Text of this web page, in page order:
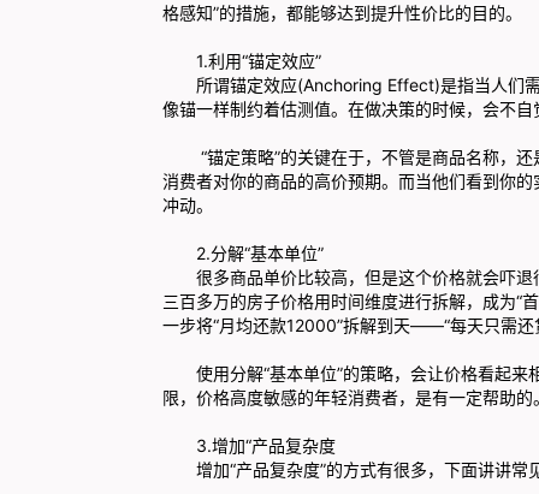
格感知”的措施，都能够达到提升性价比的目的。
1.利用“锚定效应”
所谓锚定效应(Anchoring Effect)是指当人们
像锚一样制约着估测值。在做决策的时候，会不
“锚定策略”的关键在于，不管是商品名称，
消费者对你的商品的高价预期。而当他们看到你
冲动。
2.分解“基本单位”
很多商品单价比较高，但是这个价格就会吓
三百多万的房子价格用时间维度进行拆解，成为“
一步将“月均还款12000”拆解到天——“每天只需
使用分解“基本单位”的策略，会让价格看起
限，价格高度敏感的年轻消费者，是有一定帮助的
3.增加“产品复杂度
增加“产品复杂度”的方式有很多，下面讲讲